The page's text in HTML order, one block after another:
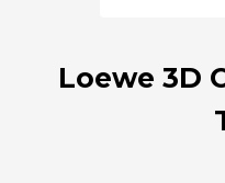
Loewe 3D